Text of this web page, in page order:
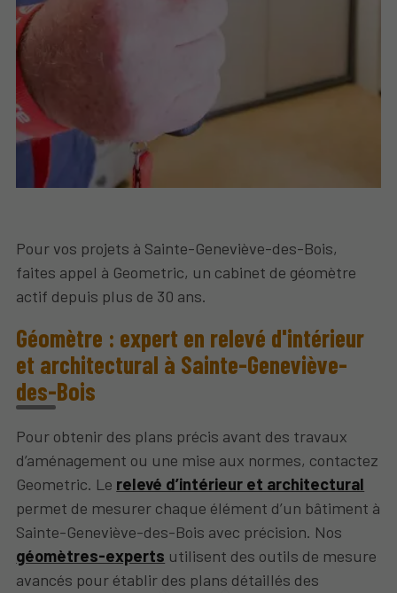
Pour vos projets à Sainte-Geneviève-des-Bois,
faites appel à Geometric, un cabinet de géomètre
actif depuis plus de 30 ans.
Géomètre : expert en relevé d'intérieur
et architectural à Sainte-Geneviève-
des-Bois
Pour obtenir des plans précis avant des travaux
d’aménagement ou une mise aux normes, contactez
Geometric. Le relevé d’intérieur et architectural
permet de mesurer chaque élément d’un bâtiment à
Sainte-Geneviève-des-Bois avec précision. Nos
géomètres-experts utilisent des outils de mesure
avancés pour établir des plans détaillés des